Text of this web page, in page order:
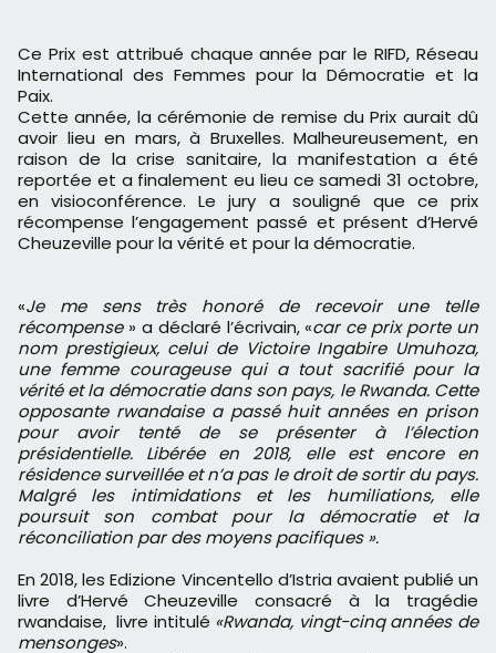
Ce Prix est attribué chaque année par le RIFD, Réseau
International des Femmes pour la Démocratie et la
Paix.
Cette année, la cérémonie de remise du Prix aurait dû
avoir lieu en mars, à Bruxelles. Malheureusement, en
raison de la crise sanitaire, la manifestation a été
reportée et a finalement eu lieu ce samedi 31 octobre,
en visioconférence. Le jury a souligné que ce prix
récompense l’engagement passé et présent d’Hervé
Cheuzeville pour la vérité et pour la démocratie.
«Je me sens très honoré de recevoir une telle
récompense» a déclaré l’écrivain, «car ce prix porte un
nom prestigieux, celui de Victoire Ingabire Umuhoza,
une femme courageuse qui a tout sacrifié pour la
vérité et la démocratie dans son pays, le Rwanda. Cette
opposante rwandaise a passé huit années en prison
pour avoir tenté de se présenter à l’élection
présidentielle. Libérée en 2018, elle est encore en
résidence surveillée et n’a pas le droit de sortir du pays.
Malgré les intimidations et les humiliations, elle
poursuit son combat pour la démocratie et la
réconciliation par des moyens pacifiques ».
En 2018, les Edizione Vincentello d’Istria avaient publié un
livre d’Hervé Cheuzeville consacré à la tragédie
rwandaise, livre intitulé «Rwanda, vingt-cinq années de
mensonges».